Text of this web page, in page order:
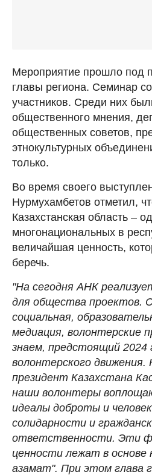
Мероприятие прошло под
главы региона. Семинар
участников. Среди них
общественного мнения,
общественных советов,
этнокультурных
только.
Во время своего
Нурмухамбетов отметил,
Казахстанская область –
многонациональных в
величайшая ценность,
беречь.
"На сегодня АНК
для общества проектов.
социальная,
медиация, волонтерские
знаем, предстоящий
волонтерского
президент Казахстана
наши волонтеры
идеалы доброты и
солидарности и
ответственности. Эти
ценности лежат в основе
азамат". При этом глава